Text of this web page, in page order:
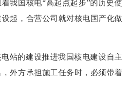
我国核电“高起点起步”的历史使
起，合营公司就对核电国产化做
站的建设推进我国核电建设自主
外方承担施工任务时，必须带着